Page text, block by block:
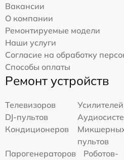
Вакансии
О компании
Ремонтируемые модели
Наши услуги
Согласие на обработку
Способы оплаты
Ремонт устройств
Телевизоров
Усилителей
DJ-пультов
Кондиционеров
пультов
Парогенераторов
Роботов-